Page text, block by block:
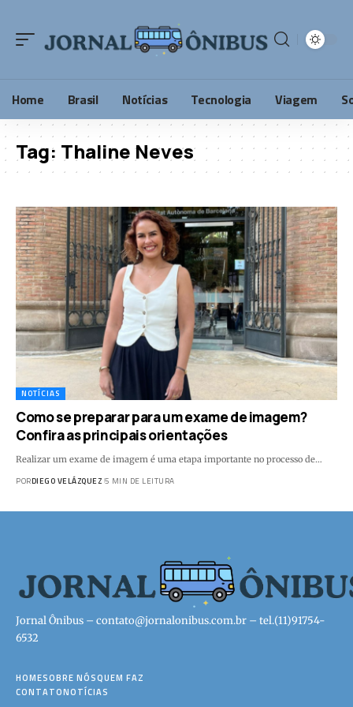
Home Brasil Notícias Tecnologia Viagem
Tag: Thaline Neves
NOTÍCIAS
Como se preparar para um exame de imagem?
Confira as principais orientações
Realizar um exame de imagem é uma etapa importante no processo de…
PORDIEGO VELÁZQUEZ 5 MIN DE LEITURA
Jornal Ônibus – contato@jornalonibus.com.br – tel.(11)91754-
6532
HOMESOBRE NÓSQUEM FAZ
CONTATONOTÍCIAS